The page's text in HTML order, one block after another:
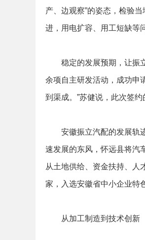
产、边观察”的姿态，检验
进，用电扩容、用工短缺等
稳定的发展预期，让振立
余项自主研发活动，成功申
到渠成。”苏健说，此次签
安徽振立汽配的发展轨迹
速发展的东风，怀远县将汽
从土地供给、资金扶持、人
家，入选安徽省中小企业特
从加工制造到技术创新